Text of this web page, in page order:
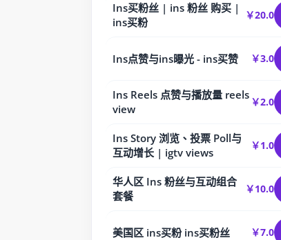
Ins买粉丝 | ins 粉丝 购买 |
ins买粉
￥20.0
Ins点赞与ins曝光 - ins买赞 ￥3.0
Ins Reels 点赞与播放量 reels
view
￥2.0
Ins Story 浏览、投票 Poll与
互动增长 | igtv views
￥1.0
华人区 Ins 粉丝与互动组合
套餐
￥10.0
美国区 ins买粉 ins买粉丝 ￥7.0